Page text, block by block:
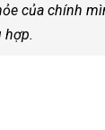
của chính
hợp.